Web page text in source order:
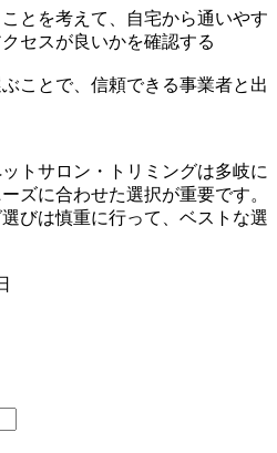
とを考えて、自宅から通いやす
セスが良いかを確認する
ことで、信頼できる事業者と出
トサロン・トリミングは多岐に
ズに合わせた選択が重要です。
びは慎重に行って、ベストな選